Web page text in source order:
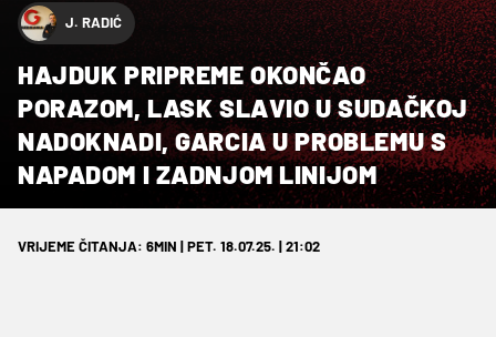
J. RADIĆ
HAJDUK PRIPREME OKONČAO
PORAZOM, LASK SLAVIO U SUDAČKOJ
NADOKNADI, GARCIA U PROBLEMU S
NAPADOM I ZADNJOM LINIJOM
VRIJEME ČITANJA: 6MIN | PET. 18.07.25. | 21:02